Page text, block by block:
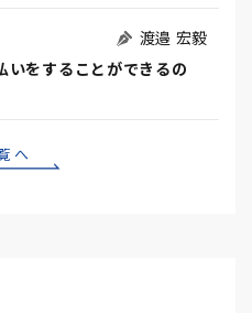
渡邉 宏毅
をすることができるの
へ